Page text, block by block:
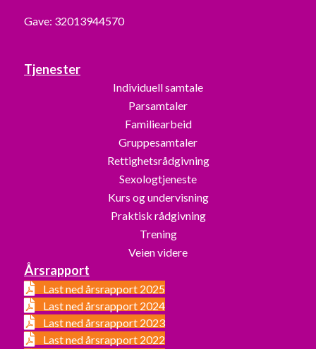
Gave: 32013944570
Tjenester
Individuell samtale
Parsamtaler
Familiearbeid
Gruppesamtaler
Rettighetsrådgivning
Sexologtjeneste
Kurs og undervisning
Praktisk rådgivning
Trening
Veien videre
Årsrapport
Last ned årsrapport 2025
Last ned årsrapport 2024
Last ned årsrapport 2023
Last ned årsrapport 2022